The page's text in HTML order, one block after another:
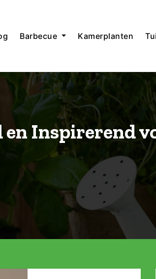
Barbecue Kamerplanten
Inspirerend